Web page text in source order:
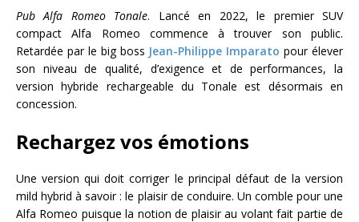
Pub Alfa Romeo Tonale. Lancé en 2022, le premier SUV
compact Alfa Romeo commence à trouver son public.
Retardée par le big boss Jean-Philippe Imparato pour élever
son niveau de qualité, d’exigence et de performances, la
version hybride rechargeable du Tonale est désormais en
concession.
Rechargez vos émotions
Une version qui doit corriger le principal défaut de la version
mild hybrid à savoir : le plaisir de conduire. Un comble pour une
Alfa Romeo puisque la notion de plaisir au volant fait partie de